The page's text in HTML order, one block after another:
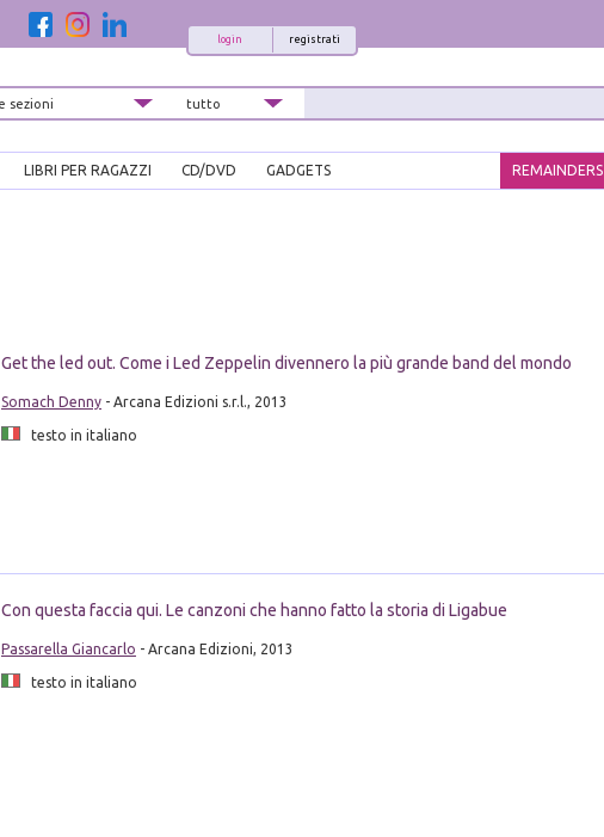
registrati
login
LIBRI PER RAGAZZI CD/DVD GADGETS REMAINDERS
Get the led out. Come i Led Zeppelin divennero la più grande band del mondo
Somach Denny- Arcana Edizioni s.r.l., 2013
testo in italiano
Con questa faccia qui. Le canzoni che hanno fatto la storia di Ligabue
Passarella Giancarlo - Arcana Edizioni, 2013
testo in italiano